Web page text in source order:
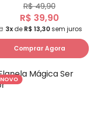
R$ 49,90
R$ 39,90
3xde R$ 13,30sem juros
Comprar Agora
NOVO